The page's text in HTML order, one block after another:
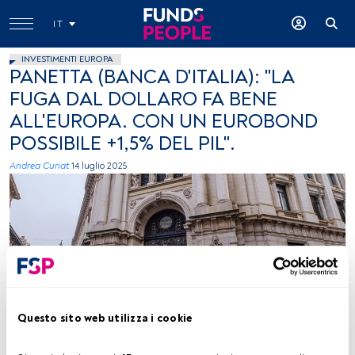
Questo sito web utilizza i cookie
IT
INVESTIMENTI EUROPA
PANETTA (BANCA D'ITALIA): "LA
FUGA DAL DOLLARO FA BENE
ALL'EUROPA. CON UN EUROBOND
POSSIBILE +1,5% DEL PIL".
Andrea Curiat 14 luglio 2025